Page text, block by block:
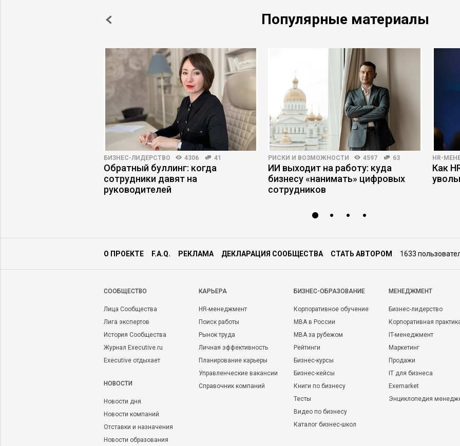
Популярные материалы
БИЗНЕС-ЛИДЕРСТВО 4306 41
Обратный буллинг: когда
сотрудники давят на
руководителей
РИСКИ И ВОЗМОЖНОСТИ 4597 63
ИИ выходит на работу: куда
бизнесу «нанимать» цифровых
сотрудников
HR-
Как
О ПРОЕКТЕ F.A.Q. РЕКЛАМА ДЕКЛАРАЦИЯ СООБЩЕСТВА СТАТЬ АВТОРОМ 1633
CООБЩЕСТВО
Лица Сообщества
Лига экспертов
История Сообщества
Журнал Executive.ru
Executive отдыхает
НОВОСТИ
Новости дня
Новости компаний
Отставки и назначения
Новости образования
КАРЬЕРА
HR-менеджмент
Поиск работы
Рынок труда
Личная эффективность
Планирование карьеры
Управленческие вакансии
Справочник компаний
БИЗНЕС-ОБРАЗОВАНИЕ
Корпоративное обучение
MBA в России
MBA за рубежом
Рейтинги
Бизнес-курсы
Бизнес-кейсы
Книги по бизнесу
Тесты
Видео по бизнесу
Каталог бизнес-школ
МЕНЕДЖМЕНТ
Бизнес-лидерство
Корпоративная
IT-менеджмент
Маркетинг
Продажи
IT для бизнеса
Exemarket
Энциклопедия